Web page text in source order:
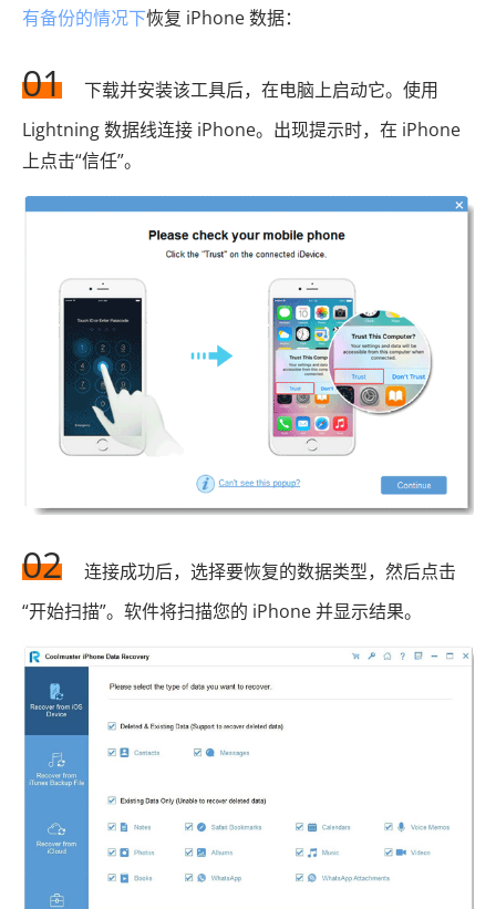
有备份的情况下恢复 iPhone 数据：
01
下载并安装该工具后，在电脑上启动它。使用
Lightning 数据线连接 iPhone。出现提示时，在 iPhone
上点击“信任”。
02
连接成功后，选择要恢复的数据类型，然后点击
“开始扫描”。软件将扫描您的 iPhone 并显示结果。